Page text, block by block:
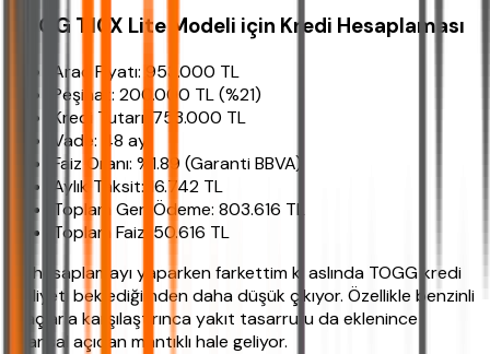
TOGG T10X Lite Modeli için Kredi Hesaplaması
Araç Fiyatı: 953.000 TL
Peşinat: 200.000 TL (%21)
Kredi Tutarı: 753.000 TL
Vade: 48 ay
Faiz Oranı: %1.89 (Garanti BBVA)
Aylık Taksit: 16.742 TL
Toplam Geri Ödeme: 803.616 TL
Toplam Faiz: 50.616 TL
Bu hesaplamayı yaparken farkettim ki aslında TOGG kredi
maliyeti beklediğimden daha düşük çıkıyor. Özellikle benzinli
araçlarla karşılaştırınca yakıt tasarrufu da eklenince
finansal açıdan mantıklı hale geliyor.